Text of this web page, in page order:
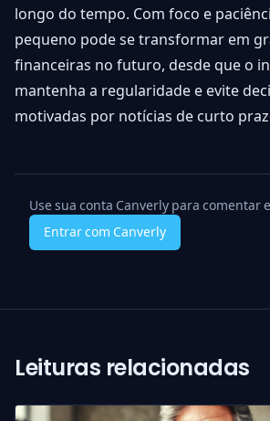
longo do tempo. Com foco e
pequeno pode se transformar em
financeiras no futuro, desde que o
mantenha a regularidade e evite
motivadas por notícias de curto
Use sua conta Canverly para comentar
Entrar com Canverly
Leituras relacionadas